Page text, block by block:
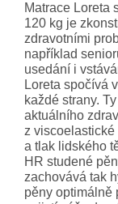
Matrace Loreta
120 kg je
zdravotními
například
usedání i
Loreta spočívá
každé strany.
aktuálního
z
a tlak lidského
HR studené
zachovává tak
pěny optimálně